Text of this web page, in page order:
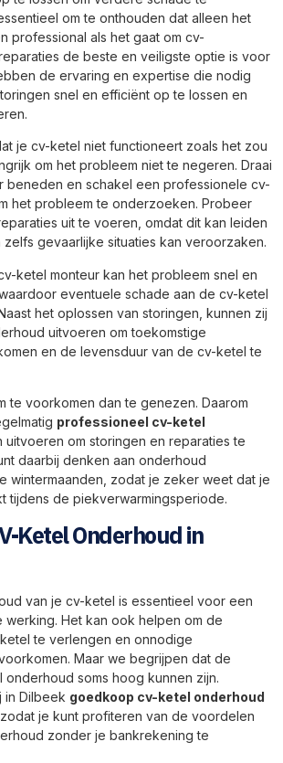
om te onthouden dat alleen het
professional als het gaat om cv-
de beste en veiligste optie is voor
de ervaring en expertise die nodig
snel en efficiënt op te lossen en
je cv-ketel niet functioneert zoals het zou
om het probleem niet te negeren. Draai
beneden en schakel een professionele cv-
het probleem te onderzoeken. Probeer
uit te voeren, omdat dit kan leiden
gevaarlijke situaties kan veroorzaken.
ketel monteur kan het probleem snel en
eventuele schade aan de cv-ketel
het oplossen van storingen, kunnen zij
uitvoeren om toekomstige
en de levensduur van de cv-ketel te
te voorkomen dan te genezen. Daarom
professioneel cv-ketel
uitvoeren om storingen en reparaties te
daarbij denken aan onderhoud
wintermaanden, zodat je zeker weet dat je
tijdens de piekverwarmingsperiode.
Ketel Onderhoud in
van je cv-ketel is essentieel voor een
Het kan ook helpen om de
te verlengen en onnodige
Maar we begrijpen dat de
soms hoog kunnen zijn.
in Dilbeek goedkoop cv-ketel onderhoud
je kunt profiteren van de voordelen
zonder je bankrekening te